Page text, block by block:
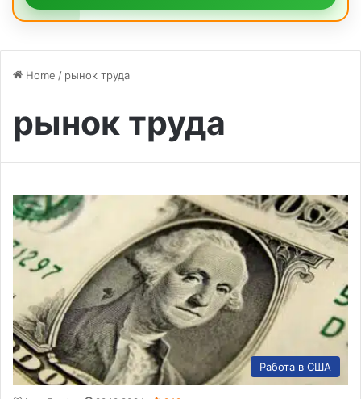
Home / рынок труда
рынок труда
Работа в США